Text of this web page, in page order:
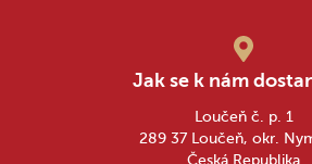
Jak se k nám
Loučeň č. p. 1
289 37 Loučeň, okr.
Česká Republika